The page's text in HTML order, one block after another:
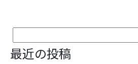
索:
最近の投稿